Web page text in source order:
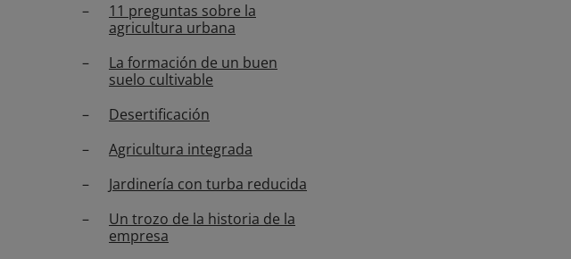
11 preguntas sobre la
agricultura urbana
La formación de un buen
suelo cultivable
Desertificación
Agricultura integrada
Jardinería con turba reducida
Un trozo de la historia de la
empresa